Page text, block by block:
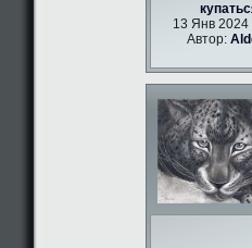
13 Янв 2024
Автор: